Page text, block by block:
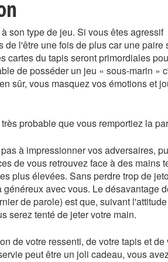
son type de jeu. Si vous êtes agressif
l'être une fois de plus car une paire
cartes du tapis seront primordiales
de posséder un jeu « sous-marin »
sûr, vous masquez vos émotions et
probable que vous remportiez la
à impressionner vos adversaires,
de vous retrouvez face à des mains
plus élevées. Sans perdre trop de
avec vous. Le désavantage
de parole) est que, suivant
serez tenté de jeter votre main.
de votre ressenti, de votre tapis et
peut être un joli cadeau, vous